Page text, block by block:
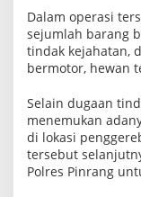
Dalam operasi
sejumlah barang
tindak kejahatan,
bermotor, hewan
Selain dugaan
menemukan
di lokasi
tersebut
Polres Pinrang